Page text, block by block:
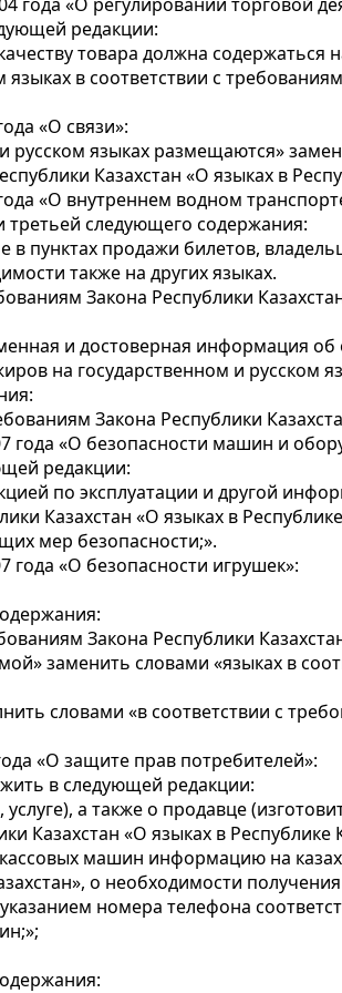
редакции:
товара должна содержаться
в соответствии с
«О связи»:
русском языках размещаются»
Казахстан «О языках в
«О внутреннем водном
следующего содержания:
в пунктах продажи билетов,
также на других языках.
Закона Республики
и достоверная информация
на государственном и русском
Закона Республики
года «О безопасности машин и
редакции:
по эксплуатации и другой
Казахстан «О языках в
мер безопасности;».
года «О безопасности игрушек»:
Закона Республики
заменить словами «языках в
словами «в соответствии с
«О защите прав потребителей»:
в следующей редакции:
а также о продавце
Казахстан «О языках в Республике
машин информацию на
о необходимости
номера телефона